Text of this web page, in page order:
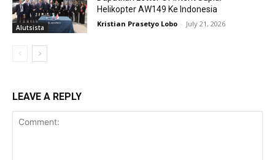
Alutsista
Helikopter AW149 Ke Indonesia
Kristian Prasetyo Lobo - July 21, 2026
LEAVE A REPLY